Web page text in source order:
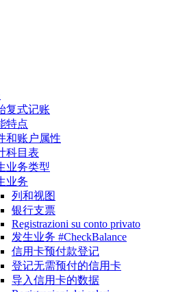
复式记账
特点
和账户属性
科目表
业务类型
业务
列和视图
银行支票
Registrazioni su conto privato
发生业务 #CheckBalance
信用卡预付款登记
登记无需预付的信用卡
导入信用卡的数据